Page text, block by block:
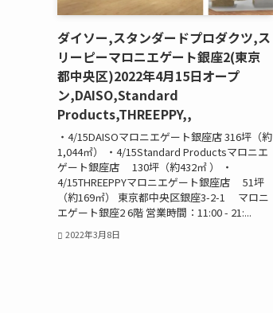
ダイソー,スタンダードプロダクツ,ス
リーピーマロニエゲート銀座2(東京
都中央区)2022年4月15日オープ
ン,DAISO,Standard
Products,THREEPPY,,
・4/15DAISOマロニエゲート銀座店 316坪（約
1,044㎡） ・4/15Standard Productsマロニエ
ゲート銀座店 130坪（約432㎡ ） ・
4/15THREEPPYマロニエゲート銀座店 51坪
（約169㎡） 東京都中央区銀座3-2-1 マロニ
エゲート銀座2 6階 営業時間：11:00 - 21:...
2022年3月8日